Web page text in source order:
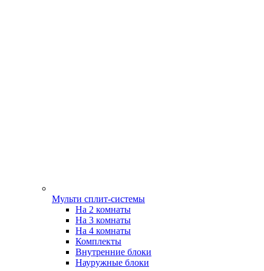
Мульти сплит-системы
На 2 комнаты
На 3 комнаты
На 4 комнаты
Комплекты
Внутренние блоки
Науружные блоки